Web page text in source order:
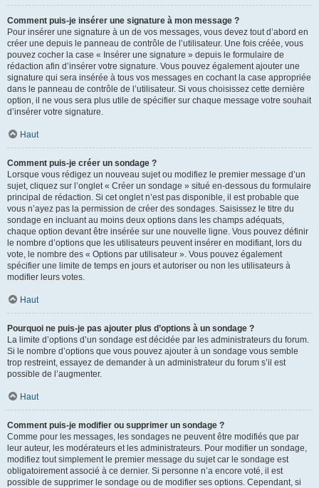
Comment puis-je insérer une signature à mon message ?
Pour insérer une signature à un de vos messages, vous devez tout d’abord en
créer une depuis le panneau de contrôle de l’utilisateur. Une fois créée, vous
pouvez cocher la case « Insérer une signature » depuis le formulaire de
rédaction afin d’insérer votre signature. Vous pouvez également ajouter une
signature qui sera insérée à tous vos messages en cochant la case appropriée
dans le panneau de contrôle de l’utilisateur. Si vous choisissez cette dernière
option, il ne vous sera plus utile de spécifier sur chaque message votre souhait
d’insérer votre signature.
Haut
Comment puis-je créer un sondage ?
Lorsque vous rédigez un nouveau sujet ou modifiez le premier message d’un
sujet, cliquez sur l’onglet « Créer un sondage » situé en-dessous du formulaire
principal de rédaction. Si cet onglet n’est pas disponible, il est probable que
vous n’ayez pas la permission de créer des sondages. Saisissez le titre du
sondage en incluant au moins deux options dans les champs adéquats,
chaque option devant être insérée sur une nouvelle ligne. Vous pouvez définir
le nombre d’options que les utilisateurs peuvent insérer en modifiant, lors du
vote, le nombre des « Options par utilisateur ». Vous pouvez également
spécifier une limite de temps en jours et autoriser ou non les utilisateurs à
modifier leurs votes.
Haut
Pourquoi ne puis-je pas ajouter plus d’options à un sondage ?
La limite d’options d’un sondage est décidée par les administrateurs du forum.
Si le nombre d’options que vous pouvez ajouter à un sondage vous semble
trop restreint, essayez de demander à un administrateur du forum s’il est
possible de l’augmenter.
Haut
Comment puis-je modifier ou supprimer un sondage ?
Comme pour les messages, les sondages ne peuvent être modifiés que par
leur auteur, les modérateurs et les administrateurs. Pour modifier un sondage,
modifiez tout simplement le premier message du sujet car le sondage est
obligatoirement associé à ce dernier. Si personne n’a encore voté, il est
possible de supprimer le sondage ou de modifier ses options. Cependant, si